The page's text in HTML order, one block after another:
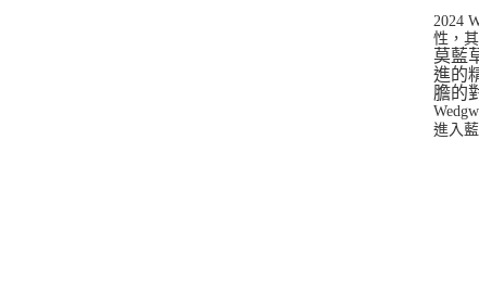
2024
性，
莫藍
進的
膽的
進入